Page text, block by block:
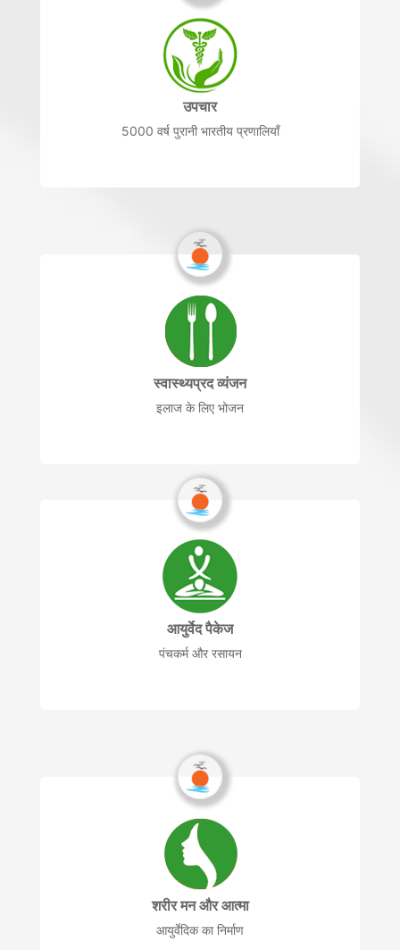
उपचार
5000 वर्ष पुरानी भारतीय प्रणालियाँ
स्वास्थ्यप्रद व्यंजन
इलाज के लिए भोजन
आयुर्वेद पैकेज
पंचकर्म और रसायन
शरीर मन और आत्मा
आयुर्वेदिक का निर्माण